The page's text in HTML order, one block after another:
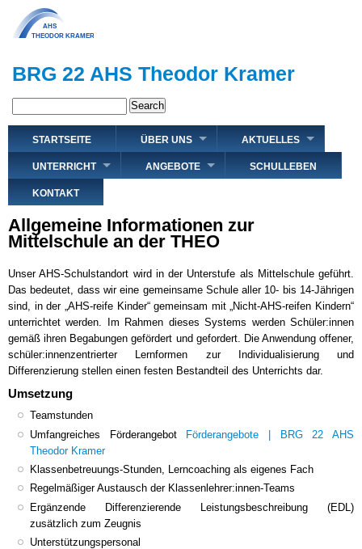
zum
Inhalt
BRG 22 AHS Theodor Kramer
Hauptnavigation
STARTSEITE ÜBER UNS AKTUELLES
UNTERRICHT ANGEBOTE SCHULLEBEN
KONTAKT
Allgemeine Informationen zur
Mittelschule an der THEO
Unser AHS-Schulstandort wird in der Unterstufe als Mittelschule geführt.
Das bedeutet, dass wir eine gemeinsame Schule aller 10- bis 14-Jährigen
sind, in der „AHS-reife Kinder“ gemeinsam mit „Nicht-AHS-reifen Kindern“
unterrichtet werden. Im Rahmen dieses Systems werden Schüler:innen
gemäß ihren Begabungen gefördert und gefordert. Die Anwendung offener,
schüler:innenzentrierter Lernformen zur Individualisierung und
Differenzierung stellen einen festen Bestandteil des Unterrichts dar.
Umsetzung
Teamstunden
Umfangreiches Förderangebot Förderangebote | BRG 22 AHS
Theodor Kramer
Klassenbetreuungs-Stunden, Lerncoaching als eigenes Fach
Regelmäßiger Austausch der Klassenlehrer:innen-Teams
Ergänzende Differenzierende Leistungsbeschreibung (EDL)
zusätzlich zum Zeugnis
Unterstützungspersonal